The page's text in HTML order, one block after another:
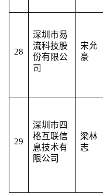
28
深圳市易
流科技股
份有限公
司
宋允
豪
29
深圳市四
格互联信
息技术有
限公司
梁林
志